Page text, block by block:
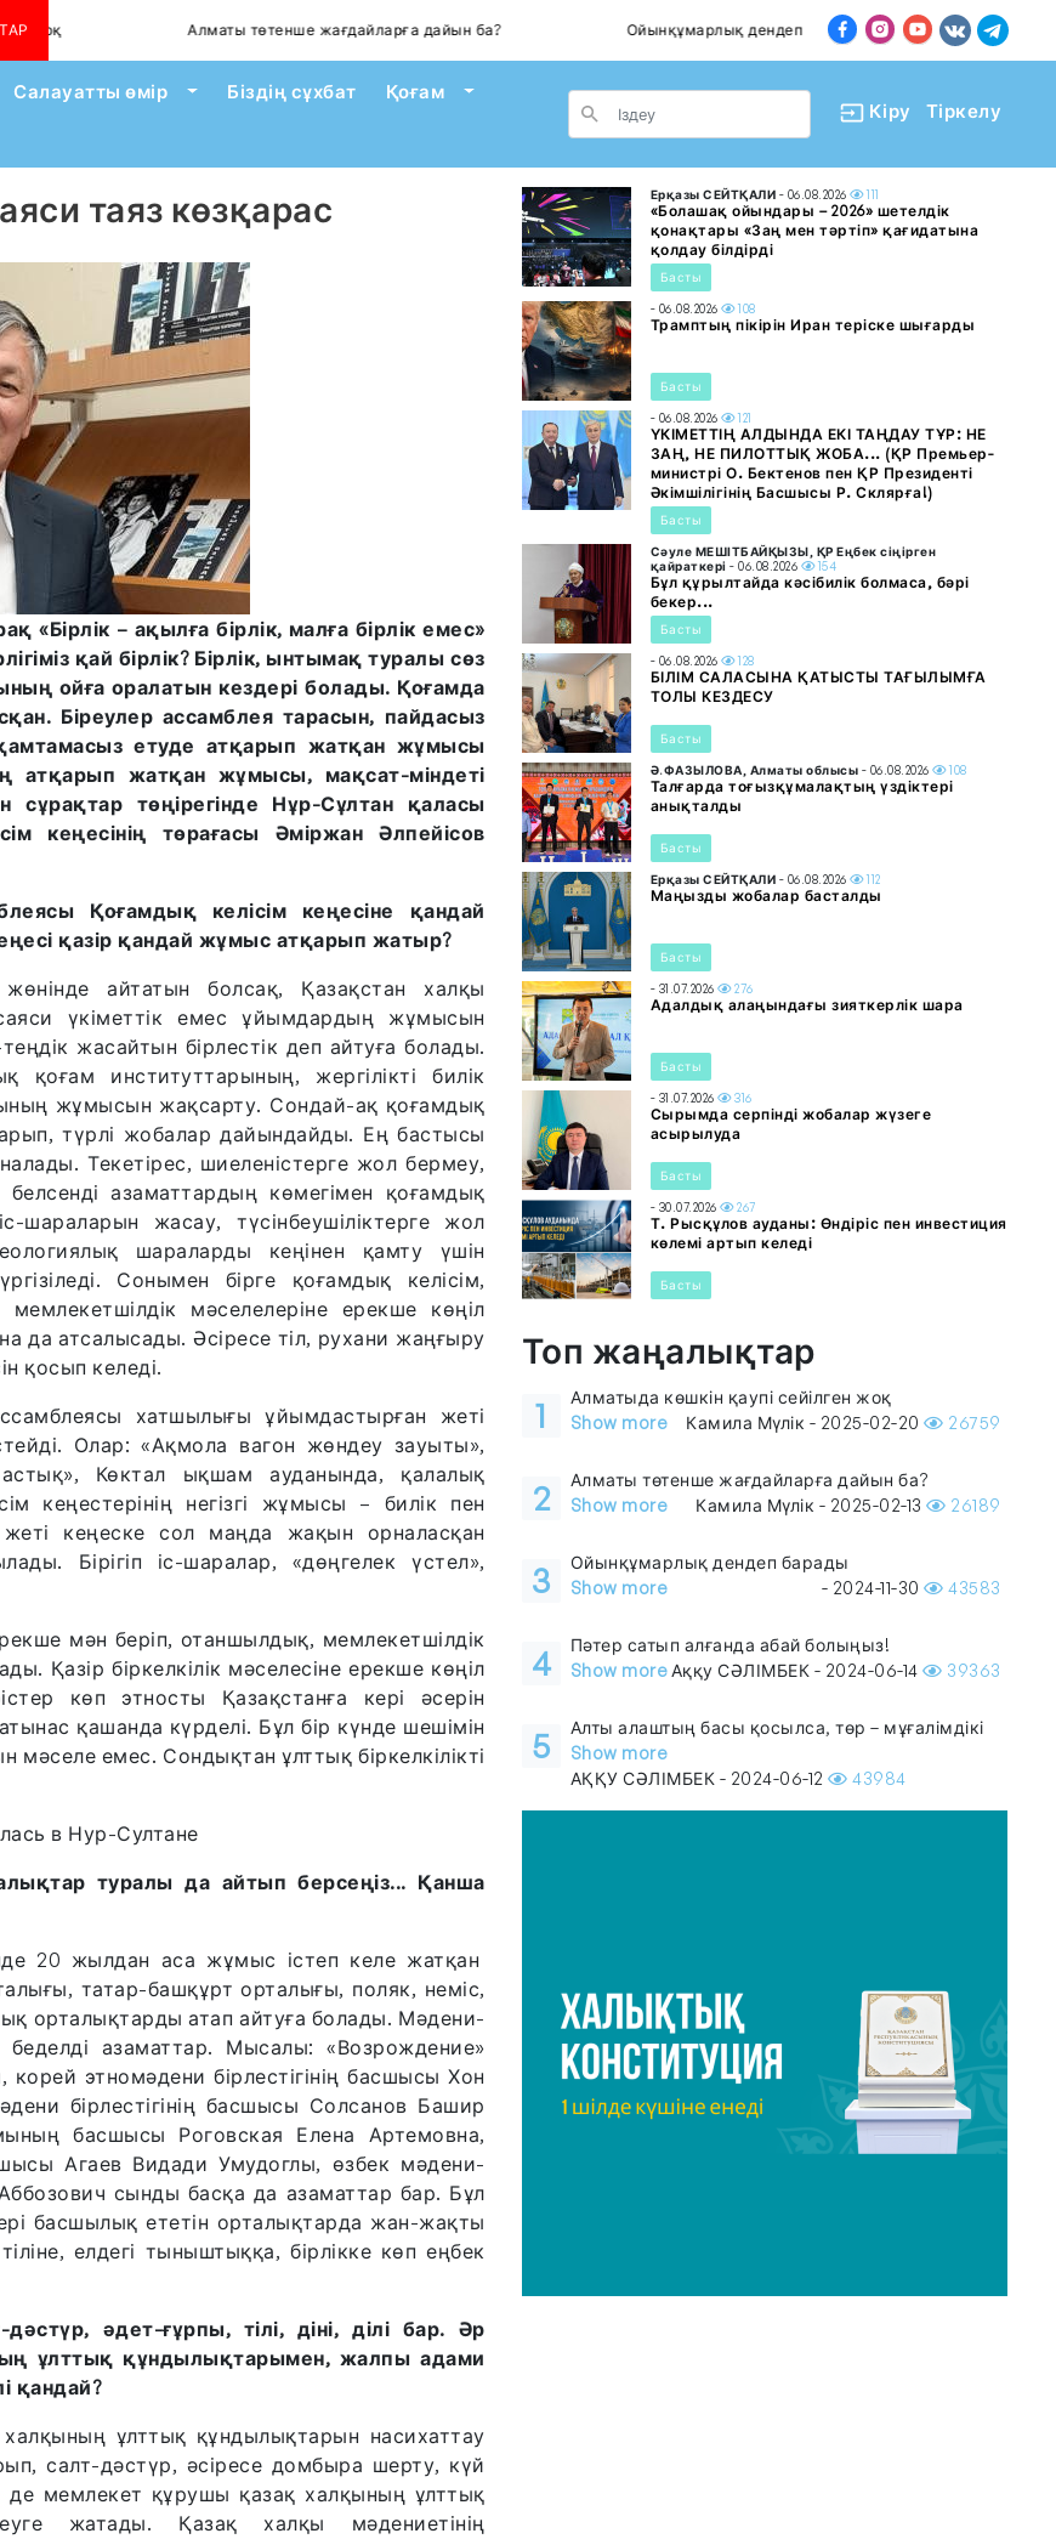
Алматы төтенше жағдайларға дайын ба? Ойынқұмарлық дендеп барады Пәтер сатып
Dropdown
Салауатты өмір Toggle Dropdown
Біздің сұхбат Қоғам
Toggle Dropdown
Кіру Тіркелу
таяз көзқарас
«Бірлік – ақылға бірлік, малға бірлік емес»
қай бірлік? Бірлік, ынтымақ туралы сөз
ойға оралатын кездері болады. Қоғамда
Біреулер ассамблея тарасын, пайдасыз
етуде атқарып жатқан жұмысы
атқарып жатқан жұмысы, мақсат-міндеті
төңірегінде Нұр-Сұлтан қаласы
кеңесінің төрағасы Әміржан Әлпейісов
Қоғамдық келісім кеңесіне қандай
қазір қандай жұмыс атқарып жатыр?
айтатын болсақ, Қазақстан халқы
үкіметтік емес ұйымдардың жұмысын
жасайтын бірлестік деп айтуға болады.
институттарының, жергілікті билік
жұмысын жақсарту. Сондай-ақ қоғамдық
түрлі жобалар дайындайды. Ең бастысы
Текетірес, шиеленістерге жол бермеу,
азаматтардың көмегімен қоғамдық
жасау, түсінбеушіліктерге жол
шараларды кеңінен қамту үшін
Сонымен бірге қоғамдық келісім,
мәселелеріне ерекше көңіл
да атсалысады. Әсіресе тіл, рухани жаңғыру
қосып келеді.
хатшылығы ұйымдастырған жеті
Олар: «Ақмола вагон жөндеу зауыты»,
Көктал ықшам ауданында, қалалық
кеңестерінің негізгі жұмысы – билік пен
кеңеске сол маңда жақын орналасқан
Бірігіп іс-шаралар, «дөңгелек үстел»,
мән беріп, отаншылдық, мемлекетшілдік
Қазір біркелкілік мәселесіне ерекше көңіл
көп этносты Қазақстанға кері әсерін
қашанда күрделі. Бұл бір күнде шешімін
емес. Сондықтан ұлттық біркелкілікті
туралы да айтып берсеңіз... Қанша
20 жылдан аса жұмыс істеп келе жатқан
татар-башқұрт орталығы, поляк, неміс,
орталықтарды атап айтуға болады. Мәдени-
беделді азаматтар. Мысалы: «Возрождение»
этномәдени бірлестігінің басшысы Хон
бірлестігінің басшысы Солсанов Башир
басшысы Роговская Елена Артемовна,
Агаев Видади Умудоглы, өзбек мәдени-
сынды басқа да азаматтар бар. Бұл
басшылық ететін орталықтарда жан-жақты
елдегі тыныштыққа, бірлікке көп еңбек
әдет-ғұрпы, тілі, діні, ділі бар. Әр
ұлттық құндылықтарымен, жалпы адами
қандай?
ұлттық құндылықтарын насихаттау
салт-дәстүр, әсіресе домбыра шерту, күй
де мемлекет құрушы қазақ халқының ұлттық
жатады. Қазақ халқы мәдениетінің
Ерқазы СЕЙТҚАЛИ - 06.08.2026 111
«Болашақ ойындары – 2026» шетелдік
қонақтары «Заң мен тәртіп» қағидатына
қолдау білдірді
Басты
- 06.08.2026 108
Трамптың пікірін Иран теріске шығарды
Басты
- 06.08.2026 121
ҮКІМЕТТІҢ АЛДЫНДА ЕКІ ТАҢДАУ ТҰР: НЕ
ЗАҢ, НЕ ПИЛОТТЫҚ ЖОБА... (ҚР Премьер-
министрі О. Бектенов пен ҚР Президенті
Әкімшілігінің Басшысы Р. Склярға!)
Басты
Сәуле МЕШІТБАЙҚЫЗЫ, ҚР Еңбек сіңірген
қайраткері - 06.08.2026 154
Бұл құрылтайда кәсібилік болмаса, бәрі
бекер...
Басты
- 06.08.2026 128
БІЛІМ САЛАСЫНА ҚАТЫСТЫ ТАҒЫЛЫМҒА
ТОЛЫ КЕЗДЕСУ
Басты
Ә.ФАЗЫЛОВА, Алматы облысы - 06.08.2026 108
Талғарда тоғызқұмалақтың үздіктері
анықталды
Басты
Ерқазы СЕЙТҚАЛИ - 06.08.2026 112
Маңызды жобалар басталды
Басты
- 31.07.2026 276
Адалдық алаңындағы зияткерлік шара
Басты
- 31.07.2026 316
Сырымда серпінді жобалар жүзеге
асырылуда
Басты
- 30.07.2026 267
Т. Рысқұлов ауданы: Өндіріс пен инвестиция
көлемі артып келеді
Басты
Топ жаңалықтар
1
Алматыда көшкін қаупі сейілген жоқ
Show more
Камила Мүлік - 2025-02-20 26759
2
Алматы төтенше жағдайларға дайын ба?
Show more
Камила Мүлік - 2025-02-13 26189
3
Ойынқұмарлық дендеп барады
Show more
- 2024-11-30 43583
4
Пәтер сатып алғанда абай болыңыз!
Show moreАққу СӘЛІМБЕК - 2024-06-14 39363
5
Алты алаштың басы қосылса, төр – мұғалімдікі
Show more
АҚҚУ СӘЛІМБЕК - 2024-06-12
43984